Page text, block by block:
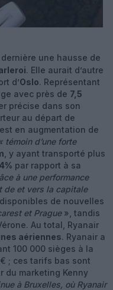
une hausse de
. Elle aurait d’autre
d’Oslo. Représentant
avec près de 7,5
précise dans son
au départ de
en augmentation de
témoin d’une forte
, y ayant transporté plus
par rapport à sa
à une performance
de et vers la capitale
de nouvelles
et Prague», tandis
Au total, Ryanair
aériennes. Ryanair a
100 000 sièges à la
; ces tarifs bas sont
du marketing Kenny
à Bruxelles, où Ryanair